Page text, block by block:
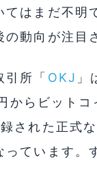
てはまだ不明
動向が注目
引所「 OKJ 」
らビットコ
された正式
っています。